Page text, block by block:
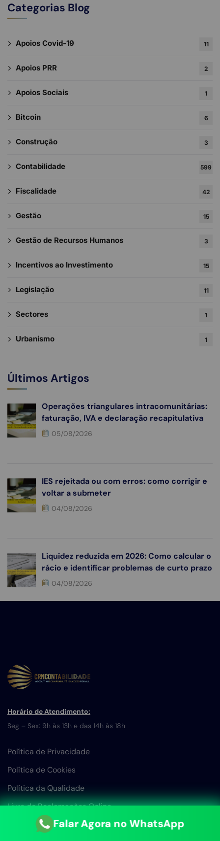
Categorias Blog
Apoios Covid-19 11
Apoios PRR 2
Apoios Sociais 1
Bitcoin 6
Construção 3
Contabilidade 599
Fiscalidade 42
Gestão 15
Gestão de Recursos Humanos 3
Incentivos ao Investimento 15
Legislação 11
Sectores 1
Urbanismo 1
Últimos Artigos
Operações triangulares intracomunitárias:
faturação, IVA e declaração recapitulativa
05/08/2026
IES rejeitada ou com erros: como corrigir e
voltar a submeter
04/08/2026
Liquidez reduzida em 2026: Como calcular o
rácio e identificar problemas de curto prazo
04/08/2026
Horário de Atendimento:
Seg – Sex: 9h às 13h e das 14h às 18h
Política de Privacidade
Política de Cookies
Política da Qualidade
Livro de Reclamações Online
Falar Agora no WhatsApp